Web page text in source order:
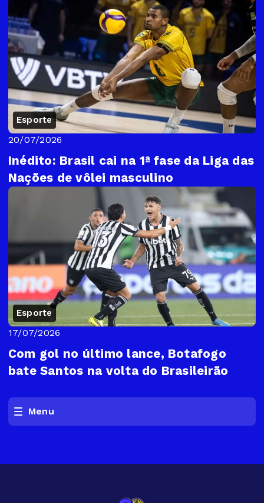
Esporte
20/07/2026
Inédito: Brasil cai na 1ª fase da Liga das
Nações de vôlei masculino
Esporte
17/07/2026
Com gol no último lance, Botafogo
bate Santos na volta do Brasileirão
Menu